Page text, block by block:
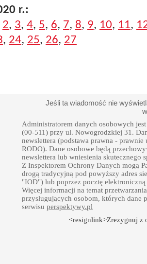
r.:
2, 3, 4, 5, 6, 7, 8, 9, 10, 11,
, 24, 25, 26, 27
Jeśli ta wiadomość nie
Administratorem danych osobowych
(00-511) przy ul. Nowogrodzkiej 31.
newslettera (podstawa prawna -
RODO). Dane osobowe będą
newslettera lub wniesienia skutecznego
Z Inspektorem Ochrony Danych mogą
drogą tradycyjną pod powyższy adres
"IOD") lub poprzez pocztę
Więcej informacji na temat
przysługujących osobom, których dane
serwisu perspektywy.pl
<resignlink>Zrezygnuj z